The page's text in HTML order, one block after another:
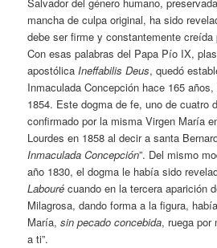
mancha de culpa original, ha sido
debe ser firme y constantemente creída
Con esas palabras del Papa Pío IX,
apostólicaIneffabilis Deus, quedó
Inmaculada Concepción hace 165
1854. Este dogma de fe, uno de cuatro
confirmado por la misma Virgen María
Lourdes en 1858 al decir a santa
Inmaculada Concepción”. Del mismo
año 1830, el dogma le había sido
Labouré cuando en la tercera aparición
Milagrosa, dando forma a la figura,
María,sin pecado concebida, ruega por
a ti”.